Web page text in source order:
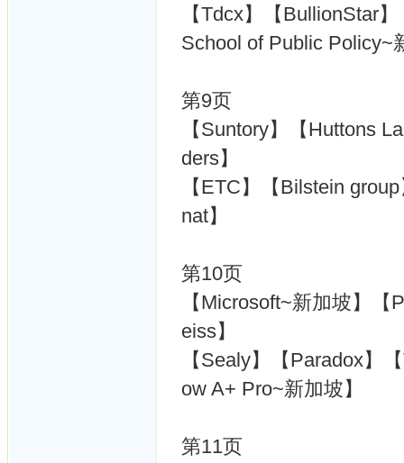
【Tdcx】【BullionStar
School of Public Policy~
第9页
【Suntory】【Huttons
ders】
【ETC】【Bilstein
nat】
第10页
【Microsoft~新加坡】
eiss】
【Sealy】【Paradox】
ow A+ Pro~新加坡】
第11页